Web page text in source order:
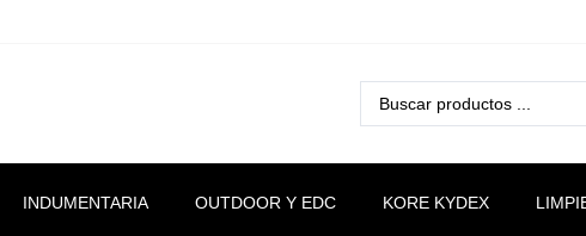
INDUMENTARIA OUTDOOR Y EDC KORE KYDEX